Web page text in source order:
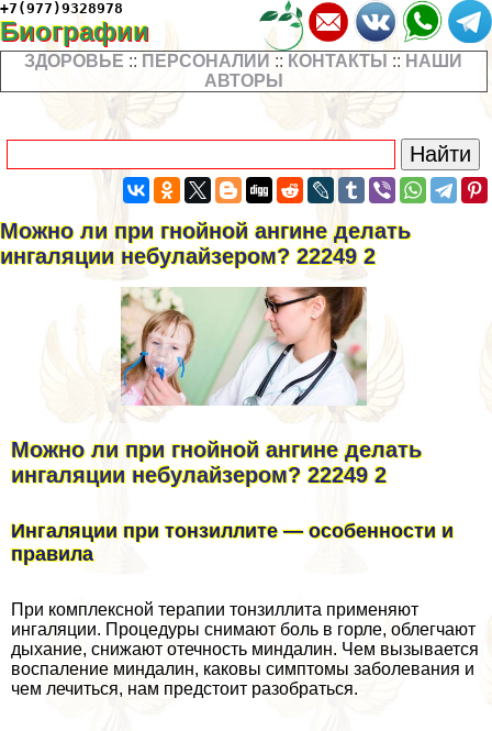
+7(977)9328978
Биографии
ЗДОРОВЬЕ :: ПЕРСОНАЛИИ :: КОНТАКТЫ :: НАШИ
АВТОРЫ
Можно ли при гнойной ангине делать
ингаляции небулайзером? 22249 2
Можно ли при гнойной ангине делать
ингаляции небулайзером? 22249 2
Ингаляции при тонзиллите — особенности и
правила
При комплексной терапии тонзиллита применяют
ингаляции. Процедуры снимают боль в горле, облегчают
дыхание, снижают отечность миндалин. Чем вызывается
воспаление миндалин, каковы симптомы заболевания и
чем лечиться, нам предстоит разобраться.